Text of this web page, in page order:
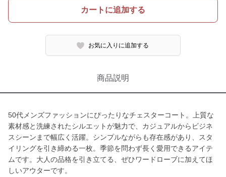
カートに追加する
お気に入りに追加する
商品説明
50代メンズファッションにぴったりなチェスターコート。上質な
素材感と洗練されたシルエットが魅力で、カジュアルからビジネ
スシーンまで幅広く活躍。シンプルながらも存在感があり、スタ
イリングを引き締める一枚。季節を問わず長く愛用できるアイテ
ムです。大人の品格を引き立てる、ぜひワードローブに加えてほ
しいアウターです。